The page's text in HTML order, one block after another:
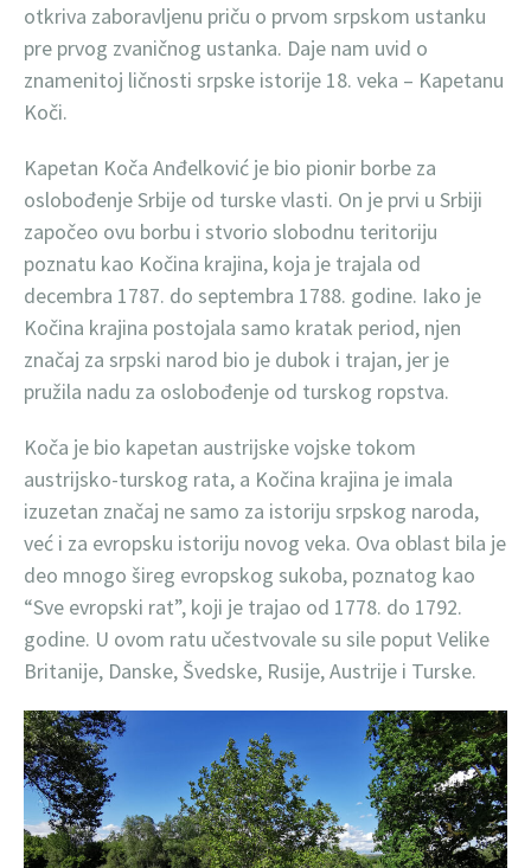
otkriva zaboravljenu priču o prvom srpskom ustanku
pre prvog zvaničnog ustanka. Daje nam uvid o
znamenitoj ličnosti srpske istorije 18. veka – Kapetanu
Koči.
Kapetan Koča Anđelković je bio pionir borbe za
oslobođenje Srbije od turske vlasti. On je prvi u Srbiji
započeo ovu borbu i stvorio slobodnu teritoriju
poznatu kao Kočina krajina, koja je trajala od
decembra 1787. do septembra 1788. godine. Iako je
Kočina krajina postojala samo kratak period, njen
značaj za srpski narod bio je dubok i trajan, jer je
pružila nadu za oslobođenje od turskog ropstva.
Koča je bio kapetan austrijske vojske tokom
austrijsko-turskog rata, a Kočina krajina je imala
izuzetan značaj ne samo za istoriju srpskog naroda,
već i za evropsku istoriju novog veka. Ova oblast bila je
deo mnogo šireg evropskog sukoba, poznatog kao
“Sve evropski rat”, koji je trajao od 1778. do 1792.
godine. U ovom ratu učestvovale su sile poput Velike
Britanije, Danske, Švedske, Rusije, Austrije i Turske.